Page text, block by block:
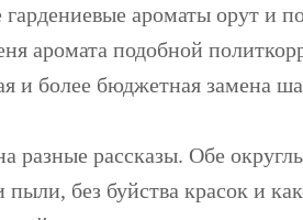
гардениевые ароматы орут и
аромата подобной
и более бюджетная замена
разные рассказы. Обе
пыли, без буйства красок и